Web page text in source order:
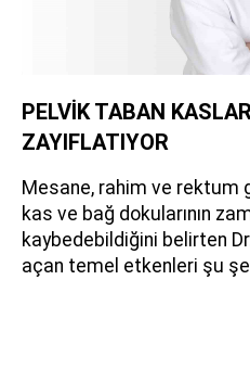
PELVİK TABAN
ZAYIFLATIYOR
Mesane, rahim ve rektum
kas ve bağ dokularının
kaybedebildiğini belirten
açan temel etkenleri şu